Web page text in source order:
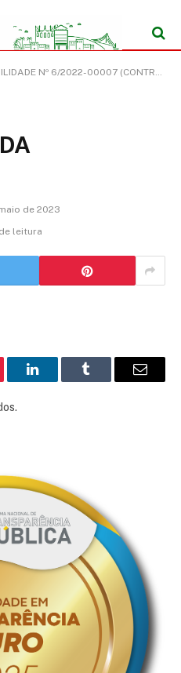
DE EMPRESA PARA PRESTAÇÃO DE SERVIÇOS CARTORÁRIOS EM ATENDIMENTO ÀS NECESSIDADES DO FUNDO MUNICIPAL DE EDUCAÇÃO DO MUNICÍPIO DE ACARÁ/PA)
de 2023
leitura
LinkedInTumblr
E-